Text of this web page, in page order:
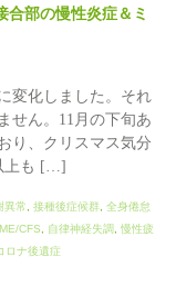
部の慢性炎症＆ミ
変化しました。それ
せん。11月の下旬あ
り、クリスマス気分
上も […]
異常 接種後症候群 全身倦怠
ME/CFS 自律神経失調
慢性疲
ロナ後遺症